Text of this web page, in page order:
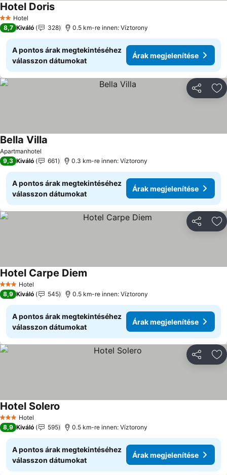
2 Kategória
Hotel
Hotel DorisÁrak megjelenítése
8,7 Kiváló 328 0.5 km-re innen: Víztorony
A pontos árak megtekintéséhez
válasszon dátumokat
Árak megjelenítése
Apartmanhotel
Bella Villa
9,3 Kiváló 661 0.3 km-re innen: Víztorony
A pontos árak megtekintéséhez
válasszon dátumokat
Árak megjelenítése
3 Kategória
Hotel
Hotel Carpe Diem
8,9 Kiváló 545 0.5 km-re innen: Víztorony
A pontos árak megtekintéséhez
válasszon dátumokat
Árak megjelenítése
3 Kategória
Hotel
Hotel Solero
8,9 Kiváló 595 0.5 km-re innen: Víztorony
A pontos árak megtekintéséhez
válasszon dátumokat
Árak megjelenítése